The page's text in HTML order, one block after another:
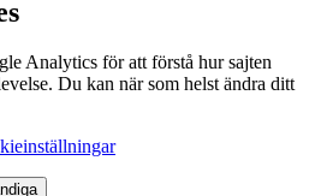
Analytics för att förstå hur sajten
Du kan när som helst ändra ditt